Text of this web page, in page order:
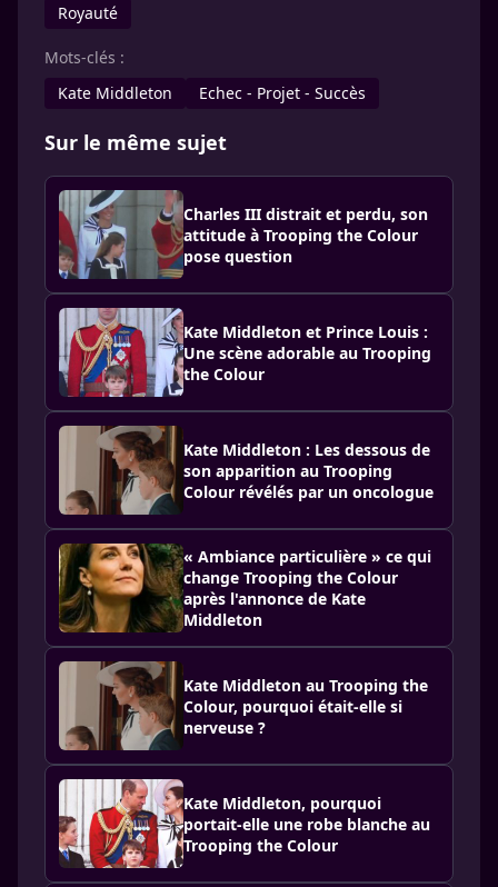
Royauté
Mots-clés :
Kate Middleton
Echec - Projet - Succès
Sur le même sujet
Charles III distrait et perdu, son
attitude à Trooping the Colour
pose question
Kate Middleton et Prince Louis :
Une scène adorable au Trooping
the Colour
Kate Middleton : Les dessous de
son apparition au Trooping
Colour révélés par un oncologue
« Ambiance particulière » ce qui
change Trooping the Colour
après l'annonce de Kate
Middleton
Kate Middleton au Trooping the
Colour, pourquoi était-elle si
nerveuse ?
Kate Middleton, pourquoi
portait-elle une robe blanche au
Trooping the Colour